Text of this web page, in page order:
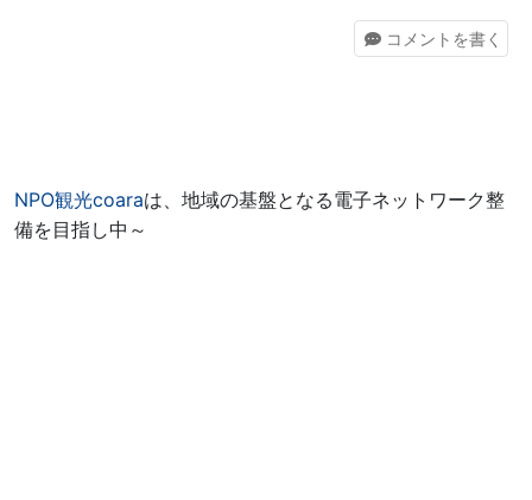
コメント を書く
NPO観光coaraは、地域の基盤となる電子ネットワーク整
備を目指し中～